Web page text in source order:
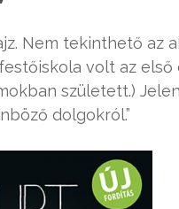
Nem tekinthető az
volt az első
született.)
dolgokról.”